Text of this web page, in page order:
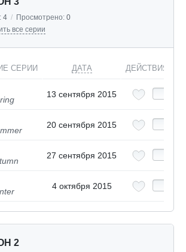
4 / Просмотрено: 0
все серии
СЕРИИ ДАТА ДЕЙСТВИЯ
13 сентября 2015
20 сентября 2015
27 сентября 2015
4 октября 2015
2